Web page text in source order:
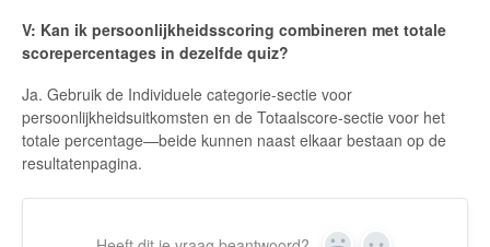
V: Kan ik persoonlijkheidsscoring combineren met totale
scorepercentages in dezelfde quiz?
Ja. Gebruik de Individuele categorie-sectie voor
persoonlijkheidsuitkomsten en de Totaalscore-sectie voor het
totale percentage—beide kunnen naast elkaar bestaan op de
resultatenpagina.